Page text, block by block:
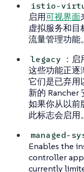
istio-
启用可视界面
虚拟服务和目
流量管理功能。
legacy ：
这些功能正逐
它们是已弃用
新的 Rancher
如果你从以前
此标志会启用。
managed-
Enables the
controller app
currently